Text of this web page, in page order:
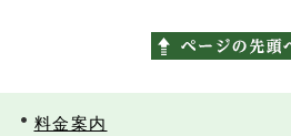
料金案内